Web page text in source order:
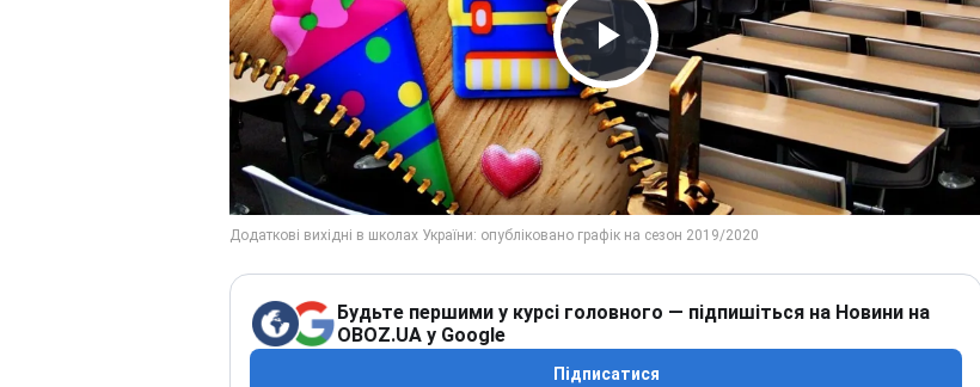
Play Video
Будьте першими у курсі головного — підпишіться на Новини на
OBOZ.UA у Google
Підписатися